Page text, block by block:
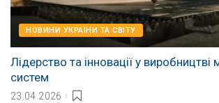
НОВИНИ УКРАЇНИ ТА СВІТУ
Лідерство та інновації у виробництві
систем
23.04.2026